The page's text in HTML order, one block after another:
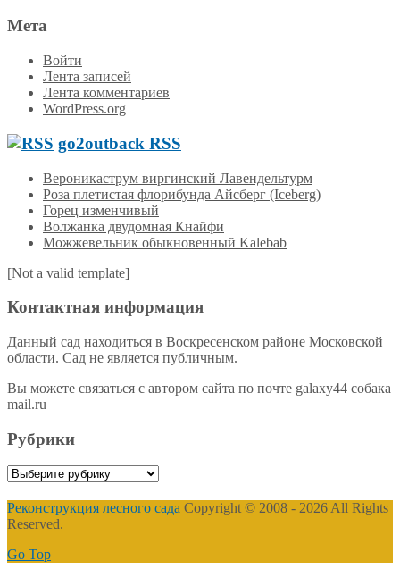
Мета
Войти
Лента записей
Лента комментариев
WordPress.org
go2outback RSS
Вероникаструм виргинский Лавендельтурм
Роза плетистая флорибунда Айсберг (Iceberg)
Горец изменчивый
Волжанка двудомная Кнайфи
Можжевельник обыкновенный Kalebab
[Not a valid template]
Контактная информация
Данный сад находиться в Воскресенском районе Московской
области. Сад не является публичным.
Вы можете связаться с автором сайта по почте galaxy44 собака
mail.ru
Рубрики
Рубрики
Реконструкция лесного сада Copyright © 2008 - 2026 All Rights
Reserved.
Go Top